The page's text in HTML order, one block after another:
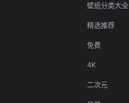
壁纸分类大全
精选推荐
免费
4K
二次元